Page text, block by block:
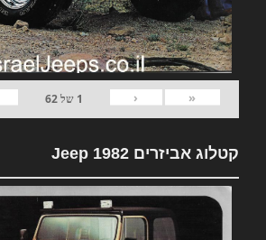
«
‹
1 של62
קטלוג אביזרים 1982 Jeep